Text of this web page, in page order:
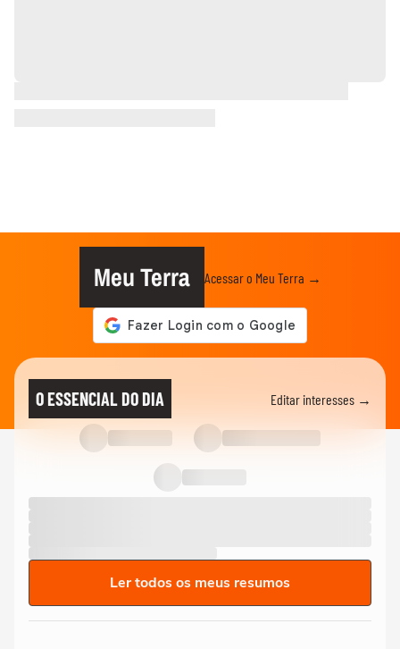
Meu Terra Acessar o Meu Terra →
O ESSENCIAL DO DIA Editar interesses →
Ler todos os meus resumos